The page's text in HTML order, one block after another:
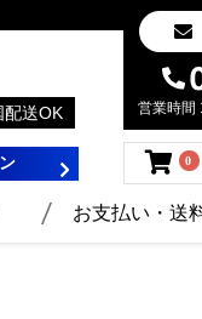
配送OK 営業時間
0
お支払い・送